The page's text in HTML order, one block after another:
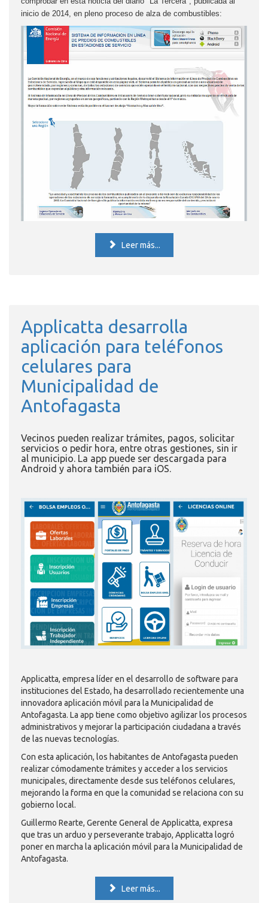
inicio de 2014, en pleno proceso de alza de combustibles:
Leer más...
Applicatta desarrolla
aplicación para teléfonos
celulares para
Municipalidad de
Antofagasta
Vecinos pueden realizar trámites, pagos, solicitar
servicios o pedir hora, entre otras gestiones, sin ir
al municipio. La app puede ser descargada para
Android y ahora también para iOS.
Applicatta, empresa líder en el desarrollo de software para
instituciones del Estado, ha desarrollado recientemente una
innovadora aplicación móvil para la Municipalidad de
Antofagasta. La app tiene como objetivo agilizar los procesos
administrativos y mejorar la participación ciudadana a través
de las nuevas tecnologías.
Con esta aplicación, los habitantes de Antofagasta pueden
realizar cómodamente trámites y acceder a los servicios
municipales, directamente desde sus teléfonos celulares,
mejorando la forma en que la comunidad se relaciona con su
gobierno local.
Guillermo Rearte, Gerente General de Applicatta, expresa
que tras un arduo y perseverante trabajo, Applicatta logró
poner en marcha la aplicación móvil para la Municipalidad de
Antofagasta.
Leer más...